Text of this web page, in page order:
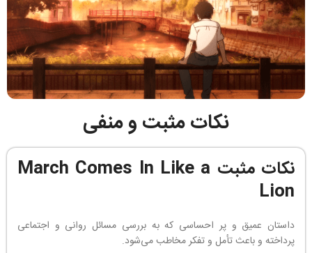
نکات مثبت و منفی
نکات مثبت March Comes In Like a
Lion
داستان عمیق و پر احساسی که به بررسی مسائل روانی و اجتماعی
پرداخته و باعث تأمل و تفکر مخاطب می‌شود.